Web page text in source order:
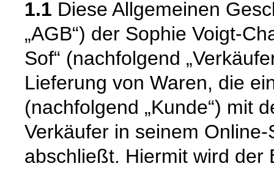
1.1 Diese Allgemeinen
„AGB“) der Sophie Voigt-
Sof“ (nachfolgend
Lieferung von Waren, die
(nachfolgend „Kunde“) mit
Verkäufer in seinem
abschließt. Hiermit wird der